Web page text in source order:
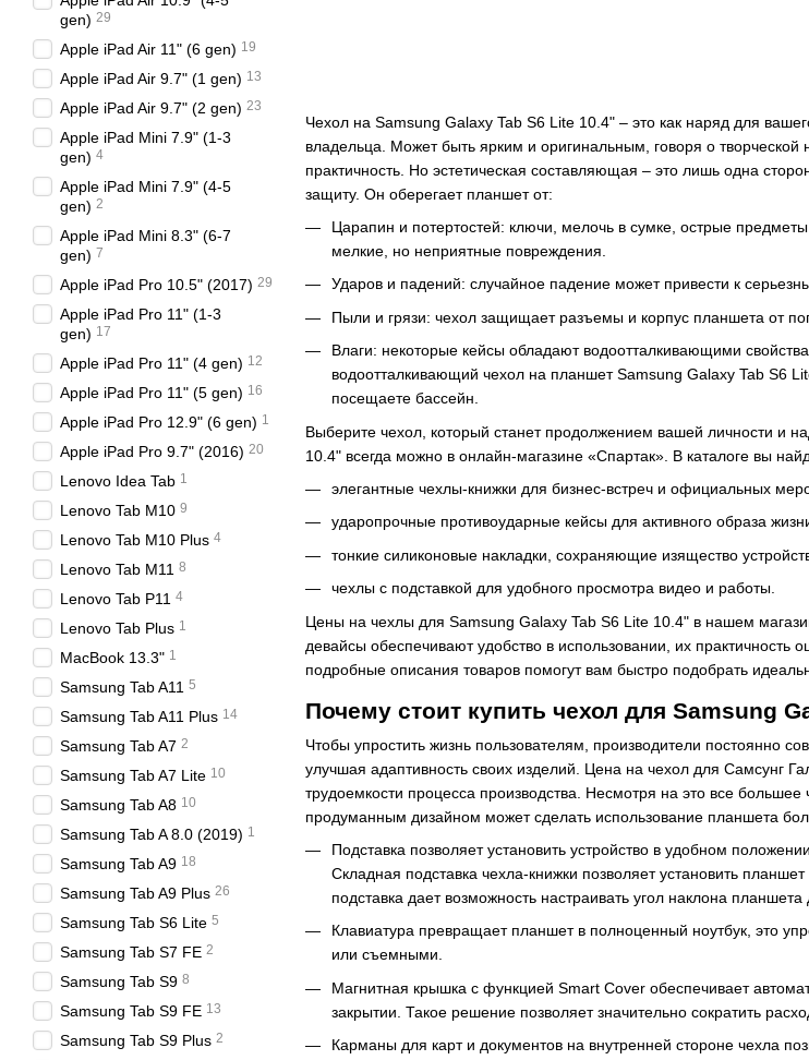
Чехол на Samsung Galaxy Tab S6 Lite 10.4" – это как наряд для
владельца. Может быть ярким и оригинальным, говоря о
практичность. Но эстетическая составляющая – это лишь одна
защиту. Он оберегает планшет от:
Царапин и потертостей: ключи, мелочь в сумке, острые
мелкие, но неприятные повреждения.
Ударов и падений: случайное падение может привести к
Пыли и грязи: чехол защищает разъемы и корпус планшета от
Влаги: некоторые кейсы обладают водоотталкивающими
водоотталкивающий чехол на планшет Samsung Galaxy Tab S6
посещаете бассейн.
Выберите чехол, который станет продолжением вашей личности и
10.4" всегда можно в онлайн-магазине «Спартак». В каталоге вы
элегантные чехлы-книжки для бизнес-встреч и официальных
ударопрочные противоударные кейсы для активного образа
тонкие силиконовые накладки, сохраняющие изящество
чехлы с подставкой для удобного просмотра видео и работы.
Цены на чехлы для Samsung Galaxy Tab S6 Lite 10.4" в нашем
девайсы обеспечивают удобство в использовании, их
подробные описания товаров помогут вам быстро подобрать
Почему стоит купить чехол для Samsung
Чтобы упростить жизнь пользователям, производители постоянно
улучшая адаптивность своих изделий. Цена на чехол для Самсунг
трудоемкости процесса производства. Несмотря на это все
продуманным дизайном может сделать использование планшета
Подставка позволяет установить устройство в удобном
Складная подставка чехла-книжки позволяет установить
подставка дает возможность настраивать угол наклона
Клавиатура превращает планшет в полноценный ноутбук, это
или съемными.
Магнитная крышка с функцией Smart Cover обеспечивает
закрытии. Такое решение позволяет значительно сократить
Карманы для карт и документов на внутренней стороне чехла
gen) 29
Apple iPad Air 11" (6 gen) 19
Apple iPad Air 9.7" (1 gen) 13
Apple iPad Air 9.7" (2 gen) 23
Apple iPad Mini 7.9" (1-3
gen) 4
Apple iPad Mini 7.9" (4-5
gen) 2
Apple iPad Mini 8.3" (6-7
gen) 7
Apple iPad Pro 10.5" (2017) 29
Apple iPad Pro 11" (1-3
gen) 17
Apple iPad Pro 11" (4 gen) 12
Apple iPad Pro 11" (5 gen) 16
Apple iPad Pro 12.9" (6 gen) 1
Apple iPad Pro 9.7" (2016) 20
Lenovo Idea Tab 1
Lenovo Tab M10 9
Lenovo Tab M10 Plus 4
Lenovo Tab M11 8
Lenovo Tab P11 4
Lenovo Tab Plus 1
MacBook 13.3" 1
Samsung Tab A11 5
Samsung Tab A11 Plus 14
Samsung Tab A7 2
Samsung Tab A7 Lite 10
Samsung Tab A8 10
Samsung Tab A 8.0 (2019) 1
Samsung Tab A9 18
Samsung Tab A9 Plus 26
Samsung Tab S6 Lite 5
Samsung Tab S7 FE 2
Samsung Tab S9 8
Samsung Tab S9 FE 13
Samsung Tab S9 Plus 2